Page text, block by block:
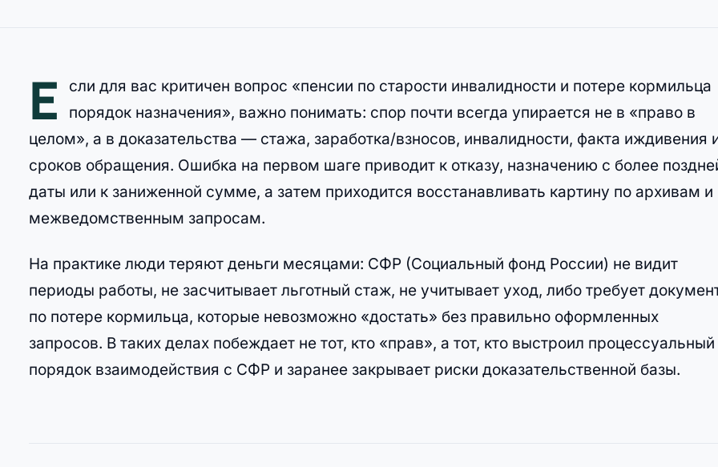
Е
сли для вас критичен вопрос «пенсии по старости инвалидности и потере кормильца
порядок назначения», важно понимать: спор почти всегда упирается не в «право в
целом», а в доказательства — стажа, заработка/взносов, инвалидности, факта иждивения
сроков обращения. Ошибка на первом шаге приводит к отказу, назначению с более
даты или к заниженной сумме, а затем приходится восстанавливать картину по архивам и
межведомственным запросам.
На практике люди теряют деньги месяцами: СФР (Социальный фонд России) не видит
периоды работы, не засчитывает льготный стаж, не учитывает уход, либо требует
по потере кормильца, которые невозможно «достать» без правильно оформленных
запросов. В таких делах побеждает не тот, кто «прав», а тот, кто выстроил процессуальный
порядок взаимодействия с СФР и заранее закрывает риски доказательственной базы.